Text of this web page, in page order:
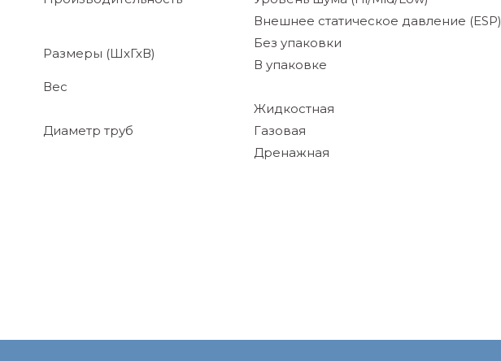
Внешнее статическое давление (ESP)
Размеры (ШхГхВ)
Без упаковки
В упаковке
Вес
Диаметр труб
Жидкостная
Газовая
Дренажная